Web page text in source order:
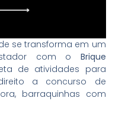
se transforma em um
com o Brique
de atividades para
a concurso de
barraquinhas com